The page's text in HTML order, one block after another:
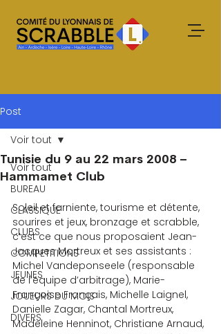
Post
Voir tout
BUREAU
CLASSIQUE
CLUBS
COMPETITIONS
JEUNES
JOUEURS DU MOIS
DIVERS
Voir tout
Tunisie du 9 au 22 mars 2008 –
Hammamet Club
Soleil et farniente, tourisme et détente,
sourires et jeux, bronzage et scrabble,
c’est ce que nous proposaient Jean-
Jacques Mortreux et ses assistants :
Michel Vandeponseele (responsable
de l’équipe d’arbitrage), Marie-
Françoise Français, Michelle Laignel,
Danielle Zagar, Chantal Mortreux,
Madeleine Henninot, Christiane Arnaud,